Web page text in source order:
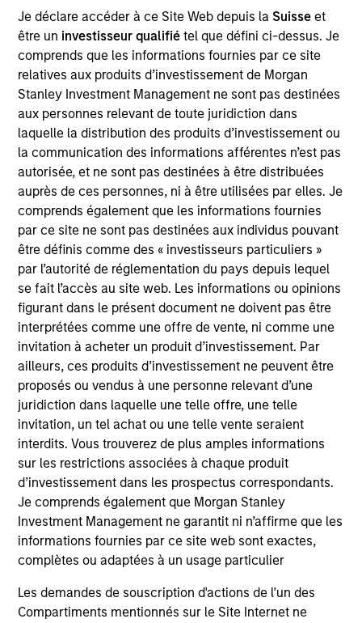
Je déclare accéder à ce Site Web depuis la Suisse et
être un investisseur qualifiétel que défini ci-dessus. Je
comprends que les informations fournies par ce site
relatives aux produits d’investissement de Morgan
Stanley Investment Management ne sont pas destinées
aux personnes relevant de toute juridiction dans
laquelle la distribution des produits d’investissement ou
la communication des informations afférentes n’est pas
autorisée, et ne sont pas destinées à être distribuées
auprès de ces personnes, ni à être utilisées par elles. Je
comprends également que les informations fournies
par ce site ne sont pas destinées aux individus pouvant
être définis comme des « investisseurs particuliers »
par l’autorité de réglementation du pays depuis lequel
se fait l’accès au site web. Les informations ou opinions
figurant dans le présent document ne doivent pas être
interprétées comme une offre de vente, ni comme une
invitation à acheter un produit d’investissement. Par
ailleurs, ces produits d’investissement ne peuvent être
proposés ou vendus à une personne relevant d’une
juridiction dans laquelle une telle offre, une telle
invitation, un tel achat ou une telle vente seraient
interdits. Vous trouverez de plus amples informations
sur les restrictions associées à chaque produit
d’investissement dans les prospectus correspondants.
Je comprends également que Morgan Stanley
Investment Management ne garantit ni n’affirme que les
informations fournies par ce site web sont exactes,
complètes ou adaptées à un usage particulier
Les demandes de souscription d'actions de l'un des
Compartiments mentionnés sur le Site Internet ne
platform assets and managing the team responsible
for delivering investment advice and client advisory
activities. He joined Morgan Stanley Investment
Management in 2006 and has 33 years of industry
experience. Prior to joining the firm, he was at
Valence Capital, where he was responsible for
external manger supervision and due diligence and
served as portfolio manager for a fund of hedge
funds vehicle. Before Valence Capital, Chris worked
at Citadel Investment Group as a trader/analyst on
the global event driven desk focusing on special
situations/equity restructuring. Previously, he was a
portfolio manager/analyst in a Chicago family
office, overseeing long-only portfolios and running
a leveraged financial sector hedge fund. Chris
received a B.S. in finance from Penn State
University, an M.B.A. from the University of Chicago
and holds the Chartered Financial Analyst
designation.
Team Insights